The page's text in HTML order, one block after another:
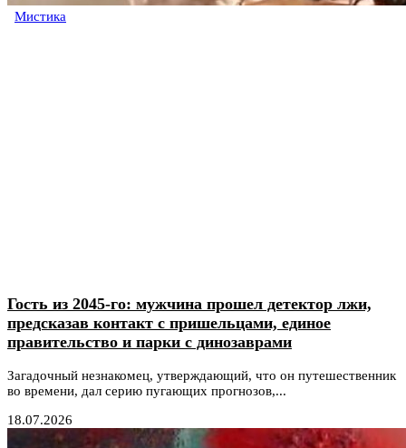
Мистика
Гость из 2045-го: мужчина прошел детектор лжи,
предсказав контакт с пришельцами, единое
правительство и парки с динозаврами
Загадочный незнакомец, утверждающий, что он путешественник
во времени, дал серию пугающих прогнозов,...
18.07.2026